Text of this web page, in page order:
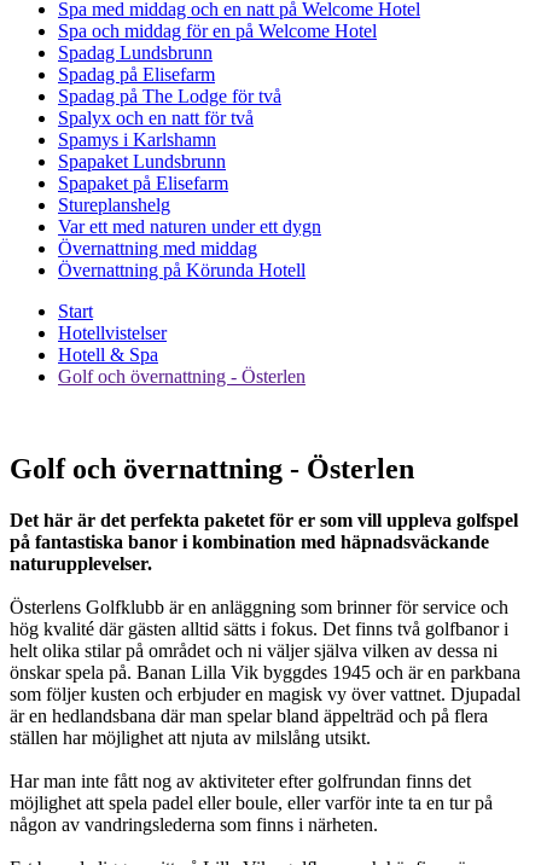
Spa med middag och en natt på Welcome Hotel
Spa och middag för en på Welcome Hotel
Spadag Lundsbrunn
Spadag på Elisefarm
Spadag på The Lodge för två
Spalyx och en natt för två
Spamys i Karlshamn
Spapaket Lundsbrunn
Spapaket på Elisefarm
Stureplanshelg
Var ett med naturen under ett dygn
Övernattning med middag
Övernattning på Körunda Hotell
Start
Hotellvistelser
Hotell & Spa
Golf och övernattning - Österlen
Golf och övernattning - Österlen
Det här är det perfekta paketet för er som vill uppleva golfspel
på fantastiska banor i kombination med häpnadsväckande
naturupplevelser.
Österlens Golfklubb är en anläggning som brinner för service och
hög kvalité där gästen alltid sätts i fokus. Det finns två golfbanor i
helt olika stilar på området och ni väljer själva vilken av dessa ni
önskar spela på. Banan Lilla Vik byggdes 1945 och är en parkbana
som följer kusten och erbjuder en magisk vy över vattnet. Djupadal
är en hedlandsbana där man spelar bland äppelträd och på flera
ställen har möjlighet att njuta av milslång utsikt.
Har man inte fått nog av aktiviteter efter golfrundan finns det
möjlighet att spela padel eller boule, eller varför inte ta en tur på
någon av vandringslederna som finns i närheten.